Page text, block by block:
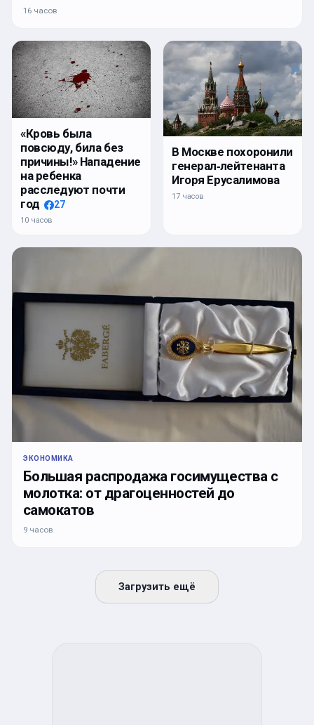
16 часов
«Кровь была
повсюду, била без
причины!» Нападение
на ребенка
расследуют почти
год
27
10 часов
В Москве похоронили
генерал‑лейтенанта
Игоря Ерусалимова
17 часов
ЭКОНОМИКА
Большая распродажа госимущества с
молотка: от драгоценностей до
самокатов
9 часов
Загрузить ещё